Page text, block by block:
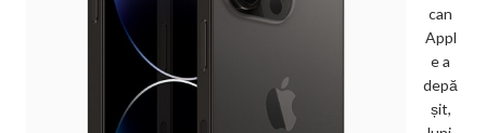
can
Appl
e a
depă
șit,